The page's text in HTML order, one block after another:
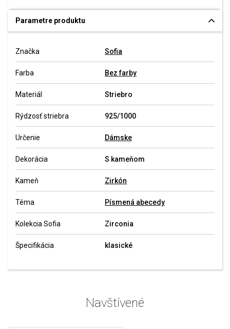
Parametre produktu
Značka Sofia
Farba Bez farby
Materiál Striebro
Rýdzosť striebra 925/1000
Určenie Dámske
Dekorácia S kameňom
Kameň Zirkón
Téma Písmená abecedy
Kolekcia Sofia Zirconia
Špecifikácia klasické
Navštívené